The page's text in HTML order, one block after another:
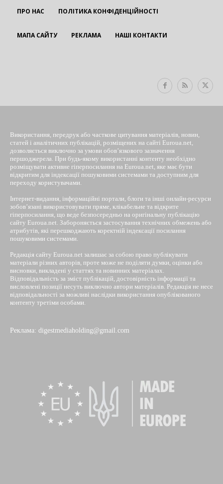
ПРО НАС ПОЛІТИКА КОНФІДЕНЦІЙНОСТІ
МАПА САЙТУ РЕКЛАМА НАШІ КОНТАКТИ
Використання, передрук або часткове цитування матеріалів, новин,
статей і аналітичних публікацій, розміщених на сайті Euroua.net,
дозволяється виключно за умови обов’язкового зазначення
першоджерела. При будь-якому використанні контенту необхідно
розміщувати активне гіперпосилання на Euroua.net, яке має бути
відкритим для індексації пошуковими системами та доступним для
переходу користувачами.
Інтернет-видання, інформаційні портали, блоги та інші онлайн-ресурси
зобов’язані використовувати пряме, клікабельне та відкрите
гіперпосилання, що веде безпосередньо на оригінальну публікацію
сайту Euroua.net. Забороняється застосування технічних обмежень або
атрибутів, які перешкоджають коректній індексації посилання
пошуковими системами.
Редакція сайту Euroua.net залишає за собою право публікувати
матеріали різних авторів, проте може не поділяти думки, оцінки або
висновки, викладені у статтях та новинних матеріалах.
Відповідальність за зміст публікацій, достовірність інформації та
висловлені позиції несуть виключно автори матеріалів. Редакція не несе
відповідальності за можливі наслідки використання опублікованого
контенту третіми особами.
Реклама: digestmediaholding@gmail.com